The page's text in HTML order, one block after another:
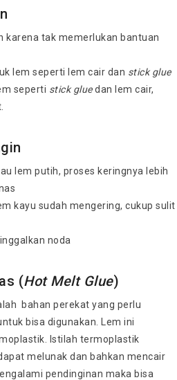
karena tak memerlukan bantuan
lem seperti lem cair dan stick glue
seperti stick gluedan lem cair,
lem putih, proses keringnya lebih
kayu sudah mengering, cukup sulit
noda
(Hot Melt Glue)
bahan perekat yang perlu
bisa digunakan. Lem ini
Istilah termoplastik
melunak dan bahkan mencair
pendinginan maka bisa